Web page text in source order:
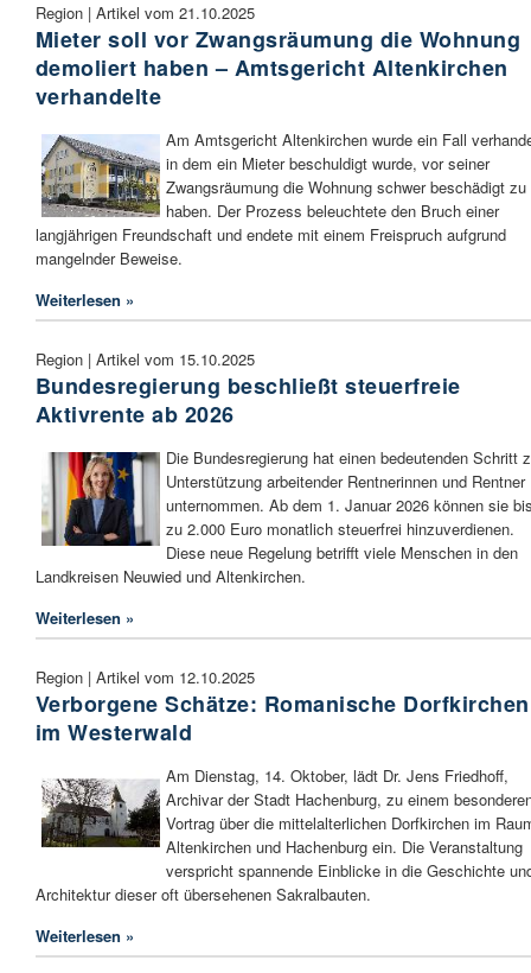
Region | Artikel vom 21.10.2025
Mieter soll vor Zwangsräumung die Wohnung
demoliert haben – Amtsgericht Altenkirchen
verhandelte
Am Amtsgericht Altenkirchen wurde ein Fall
in dem ein Mieter beschuldigt wurde, vor seiner
Zwangsräumung die Wohnung schwer beschädigt zu
haben. Der Prozess beleuchtete den Bruch einer
langjährigen Freundschaft und endete mit einem Freispruch aufgrund
mangelnder Beweise.
Weiterlesen »
Region | Artikel vom 15.10.2025
Bundesregierung beschließt steuerfreie
Aktivrente ab 2026
Die Bundesregierung hat einen bedeutenden Schritt
Unterstützung arbeitender Rentnerinnen und Rentner
unternommen. Ab dem 1. Januar 2026 können sie
zu 2.000 Euro monatlich steuerfrei hinzuverdienen.
Diese neue Regelung betrifft viele Menschen in den
Landkreisen Neuwied und Altenkirchen.
Weiterlesen »
Region | Artikel vom 12.10.2025
Verborgene Schätze: Romanische Dorfkirchen
im Westerwald
Am Dienstag, 14. Oktober, lädt Dr. Jens Friedhoff,
Archivar der Stadt Hachenburg, zu einem
Vortrag über die mittelalterlichen Dorfkirchen im
Altenkirchen und Hachenburg ein. Die Veranstaltung
verspricht spannende Einblicke in die Geschichte
Architektur dieser oft übersehenen Sakralbauten.
Weiterlesen »